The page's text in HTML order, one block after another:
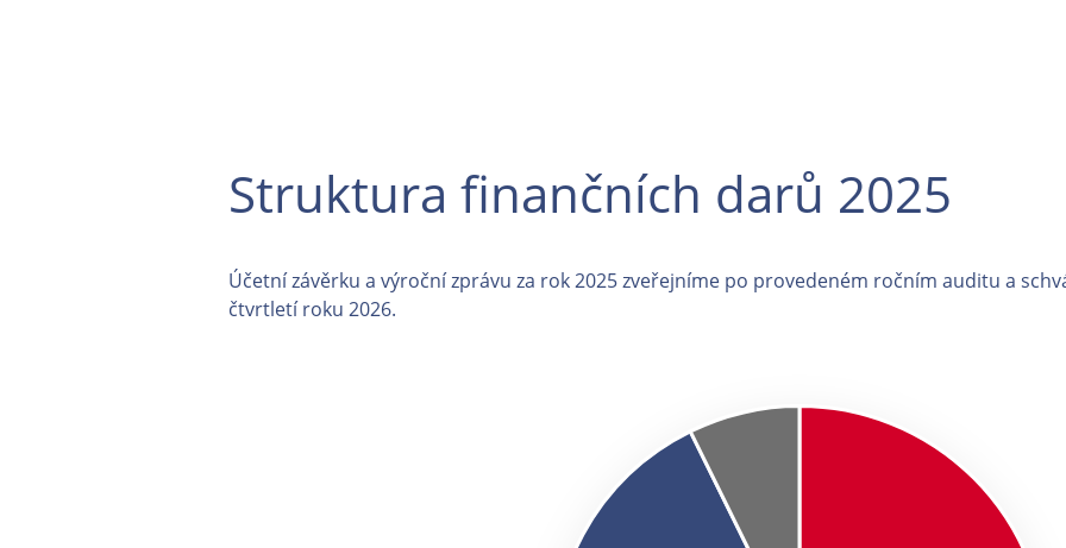
Struktura finančních darů 2025
Účetní závěrku a výroční zprávu za rok 2025 zveřejníme po provedeném ročním auditu a
čtvrtletí roku 2026.